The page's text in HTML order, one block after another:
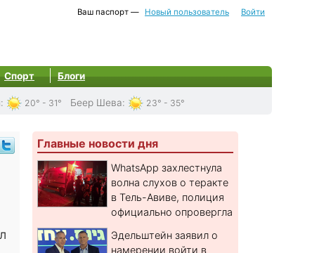
Ваш паспорт — Новый пользователь Войти
Спорт Блоги
: 20° - 31° Беер Шева: 23° - 35°
Главные новости дня
WhatsApp захлестнула
волна слухов о теракте
в Тель-Авиве, полиция
официально опровергла
Эдельштейн заявил о
намерении войти в